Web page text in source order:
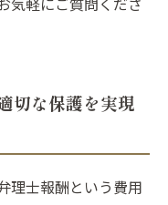
切な保護を実現
理士報酬という費用